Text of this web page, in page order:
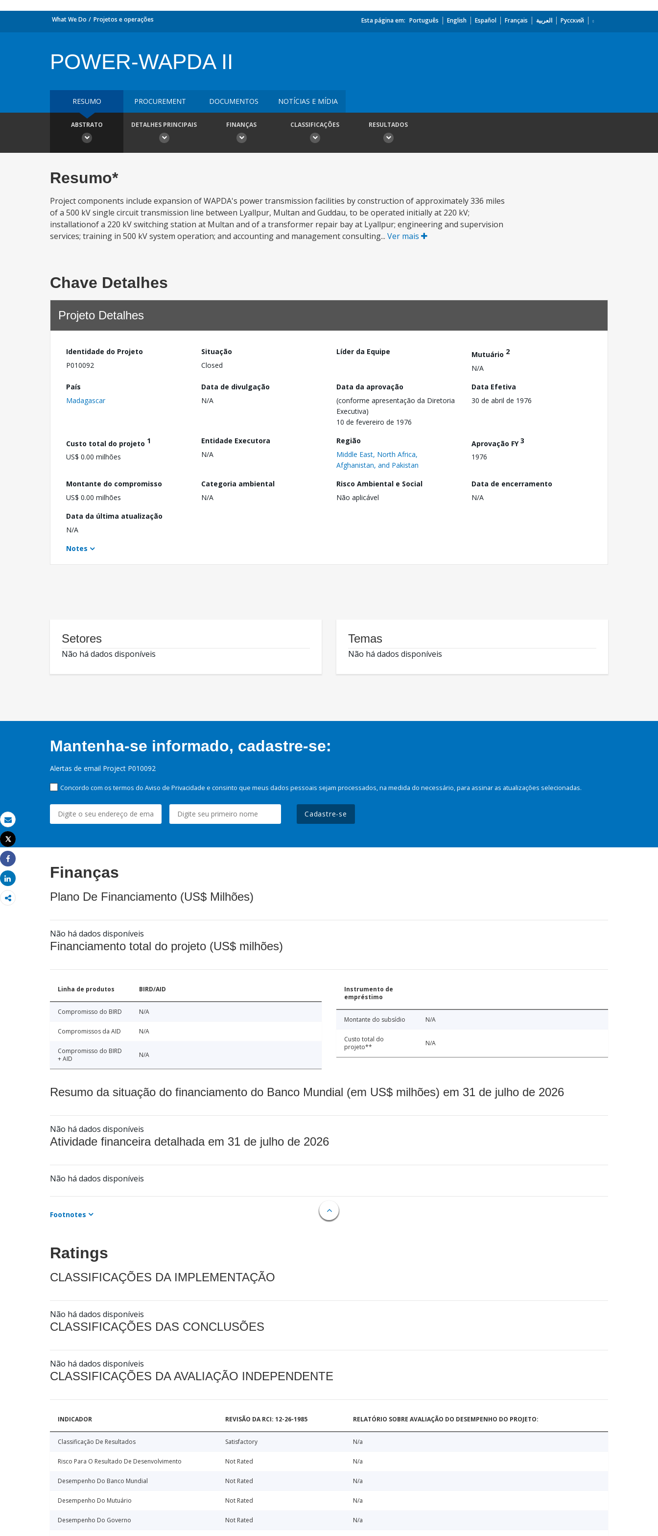
Email
Imprimir
Tweet
Share
Share
What We Do Projetos e operações Esta página em: Português English Español Français العربية Русский
POWER-WAPDA II
RESUMO PROCUREMENT DOCUMENTOS NOTÍCIAS E MÍDIA
ABSTRATO DETALHES PRINCIPAIS FINANÇAS CLASSIFICAÇÕES RESULTADOS
Resumo*
Project components include expansion of WAPDA's power transmission facilities by construction of approximately 336 miles
of a 500 kV single circuit transmission line between Lyallpur, Multan and Guddau, to be operated initially at 220 kV;
installationof a 220 kV switching station at Multan and of a transformer repair bay at Lyallpur; engineering and supervision
services; training in 500 kV system operation; and accounting and management consulting... Ver mais
Chave Detalhes
Projeto Detalhes
Identidade do Projeto
P010092
Situação
Closed
Líder da Equipe Mutuário 2
N/A
País
Madagascar
Data de divulgação
N/A
Data da aprovação
(conforme apresentação da Diretoria
Executiva)
10 de fevereiro de 1976
Data Efetiva
30 de abril de 1976
Custo total do projeto 1
US$ 0.00 milhões
Entidade Executora
N/A
Região
Middle East, North Africa,
Afghanistan, and Pakistan
Aprovação FY3
1976
Montante do compromisso
US$ 0.00 milhões
Categoria ambiental
N/A
Risco Ambiental e Social
Não aplicável
Data de encerramento
N/A
Data da última atualização
N/A
Notes
Setores
Não há dados disponíveis
Temas
Não há dados disponíveis
Mantenha-se informado, cadastre-se:
Alertas de email Project P010092
Concordo com os termos do Aviso de Privacidade e consinto que meus dados pessoais sejam processados, na medida do necessário, para assinar as atualizações selecionadas.
Cadastre-se
Finanças
Plano De Financiamento (US$ Milhões)
Não há dados disponíveis
Financiamento total do projeto (US$ milhões)
Linha de produtos BIRD/AID
Compromisso do BIRD N/A
Compromissos da AID N/A
Compromisso do BIRD
+ AID
N/A
Instrumento de
empréstimo
Montante do subsídio N/A
Custo total do
projeto**
N/A
Resumo da situação do financiamento do Banco Mundial (em US$ milhões) em 31 de julho de 2026
Não há dados disponíveis
Atividade financeira detalhada em 31 de julho de 2026
Não há dados disponíveis
Footnotes
Ratings
CLASSIFICAÇÕES DA IMPLEMENTAÇÃO
Não há dados disponíveis
CLASSIFICAÇÕES DAS CONCLUSÕES
Não há dados disponíveis
CLASSIFICAÇÕES DA AVALIAÇÃO INDEPENDENTE
INDICADOR REVISÃO DA RCI: 12-26-1985 RELATÓRIO SOBRE AVALIAÇÃO DO DESEMPENHO DO PROJETO:
Classificação De Resultados Satisfactory N/a
Risco Para O Resultado De Desenvolvimento Not Rated N/a
Desempenho Do Banco Mundial Not Rated N/a
Desempenho Do Mutuário Not Rated N/a
Desempenho Do Governo Not Rated N/a